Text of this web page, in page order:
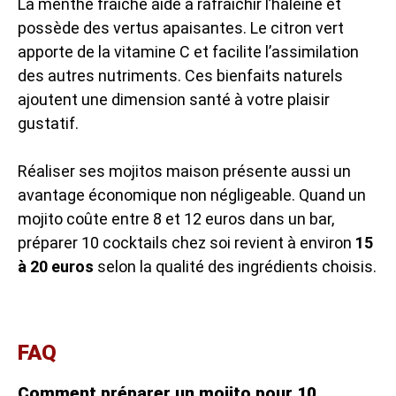
La menthe fraîche aide à rafraîchir l’haleine et
possède des vertus apaisantes. Le citron vert
apporte de la vitamine C et facilite l’assimilation
des autres nutriments. Ces bienfaits naturels
ajoutent une dimension santé à votre plaisir
gustatif.
Réaliser ses mojitos maison présente aussi un
avantage économique non négligeable. Quand un
mojito coûte entre 8 et 12 euros dans un bar,
préparer 10 cocktails chez soi revient à environ 15
à 20 euros selon la qualité des ingrédients choisis.
FAQ